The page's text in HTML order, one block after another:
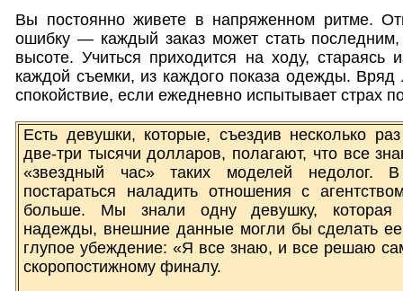
Вы постоянно живете в напряженном ритме.
ошибку — каждый заказ может стать
высоте. Учиться приходится на ходу, стараясь
каждой съемки, из каждого показа одежды. Вряд
спокойствие, если ежедневно испытывает страх
Есть девушки, которые, съездив несколько
две-три тысячи долларов, полагают, что все
«звездный час» таких моделей недолог.
постараться наладить отношения с
больше. Мы знали одну девушку, которая
надежды, внешние данные могли бы сделать
глупое убеждение: «Я все знаю, и все решаю
скоропостижному финалу.